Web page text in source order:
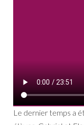
Le dernier temps a